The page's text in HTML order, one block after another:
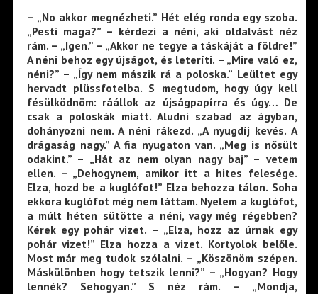
– „No akkor megnézheti.” Hét elég ronda egy szoba.
„Pesti maga?” – kérdezi a néni, aki oldalvást néz
rám. – „Igen.” – „Akkor ne tegye a táskáját a földre!”
A néni behoz egy újságot, és leteríti. – „Mire való ez,
néni?” – „Így nem mászik rá a poloska.” Leültet egy
hervadt plüssfotelba. S megtudom, hogy úgy kell
fésülködnöm: ráállok az újságpapírra és úgy… De
csak a poloskák miatt. Aludni szabad az ágyban,
dohányozni nem. A néni rákezd. „A nyugdíj kevés. A
drágaság nagy.” A fia nyugaton van. „Meg is nősült
odakint.” – „Hát az nem olyan nagy baj” – vetem
ellen. – „Dehogynem, amikor itt a hites felesége.
Elza, hozd be a kuglófot!” Elza behozza tálon. Soha
ekkora kuglófot még nem láttam. Nyelem a kuglófot,
a múlt héten sütötte a néni, vagy még régebben?
Kérek egy pohár vizet. – „Elza, hozz az úrnak egy
pohár vizet!” Elza hozza a vizet. Kortyolok belőle.
Most már meg tudok szólalni. – „Köszönöm szépen.
Máskülönben hogy tetszik lenni?” – „Hogyan? Hogy
lennék? Sehogyan.” S néz rám. – „Mondja,